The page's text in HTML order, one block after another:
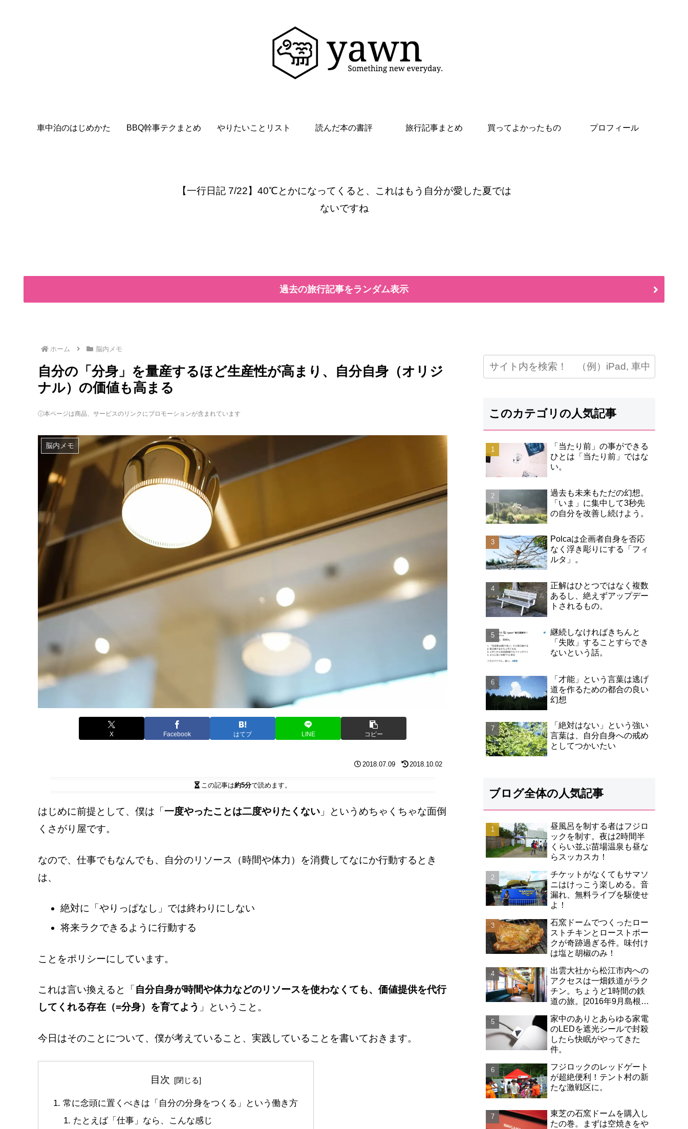
車中泊のはじめかた BBQ幹事テクまとめ やりたいことリスト 読んだ本の書評 旅行記事まとめ 買ってよかったもの プロフィール
【一行日記 7/22】40℃とかになってくると、これはもう自分が愛した夏では
ないですね
過去の旅行記事をランダム表示
ホーム 脳内メモ
自分の「分身」を量産するほど生産性が高まり、自分自身（オリジ
ナル）の価値も高まる
ⓘ本ページは商品、サービスのリンクにプロモーションが含まれています
脳内メモ
X Facebook はてブ LINE コピー
2018.07.09 2018.10.02
この記事は約5分で読めます。
はじめに前提として、僕は「 一度やったことは二度やりたくない 」というめちゃくちゃな面倒
くさがり屋です。
なので、仕事でもなんでも、自分のリソース（時間や体力）を消費してなにか行動するとき
は、
絶対に「やりっぱなし」では終わりにしない
将来ラクできるように行動する
ことをポリシーにしています。
これは言い換えると「 自分自身が時間や体力などのリソースを使わなくても、価値提供を代行
してくれる存在（=分身）を育てよう 」ということ。
今日はそのことについて、僕が考えていること、実践していることを書いておきます。
目次
常に念頭に置くべきは「自分の分身をつくる」という働き方
たとえば「仕事」なら、こんな感じ
このカテゴリの人気記事
「当たり前」の事ができる
ひとは「当たり前」ではな
い。
過去も未来もただの幻想。
「いま」に集中して3秒先
の自分を改善し続けよう。
Polcaは企画者自身を否応
なく浮き彫りにする「フィ
ルタ」。
正解はひとつではなく複数
あるし、絶えずアップデー
トされるもの。
継続しなければきちんと
「失敗」することすらでき
ないという話。
「才能」という言葉は逃げ
道を作るための都合の良い
幻想
「絶対はない」という強い
言葉は、自分自身への戒め
としてつかいたい
ブログ全体の人気記事
昼風呂を制する者はフジロ
ックを制す。夜は2時間半
くらい並ぶ苗場温泉も昼な
らスッカスカ！
チケットがなくてもサマソ
ニはけっこう楽しめる。音
漏れ、無料ライブを駆使せ
よ！
石窯ドームでつくったロー
ストチキンとローストポー
クが奇跡過ぎる件。味付け
は塩と胡椒のみ！
出雲大社から松江市内への
アクセスは一畑鉄道がラク
チン。ちょうど1時間の鉄
道の旅。[2016年9月島根旅
家中のありとあらゆる家電
のLEDを遮光シールで封殺
したら快眠がやってきた
件。
フジロックのレッドゲート
が超絶便利！テント村の新
たな激戦区に。
東芝の石窯ドームを購入し
たの巻。まずは空焼きをや